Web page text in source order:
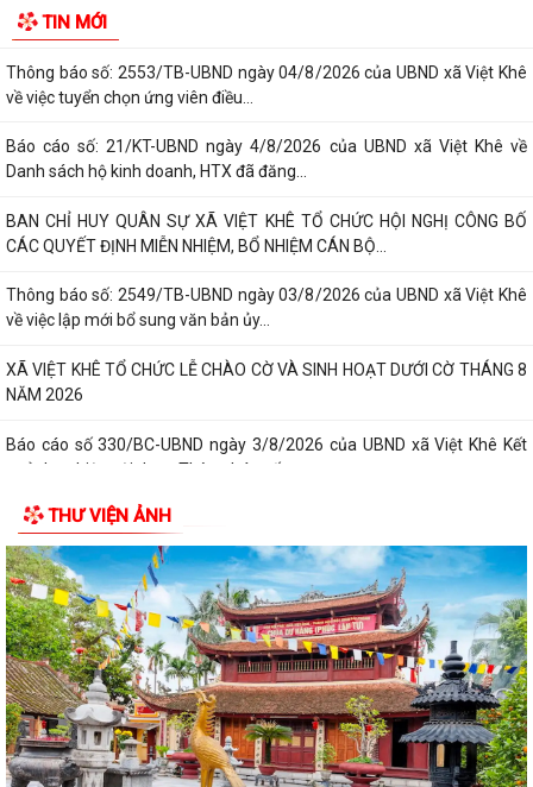
TIN MỚI
Khê Niêm yết về việc Bãi bỏ một số...
Thông báo số: 2553/TB-UBND ngày 04/8/2026 của UBND xã Việt Khê
về việc tuyển chọn ứng viên điều...
Báo cáo số: 21/KT-UBND ngày 4/8/2026 của UBND xã Việt Khê về
Danh sách hộ kinh doanh, HTX đã đăng...
BAN CHỈ HUY QUÂN SỰ XÃ VIỆT KHÊ TỔ CHỨC HỘI NGHỊ CÔNG BỐ
CÁC QUYẾT ĐỊNH MIỄN NHIỆM, BỔ NHIỆM CÁN BỘ...
Thông báo số: 2549/TB-UBND ngày 03/8/2026 của UBND xã Việt Khê
về việc lập mới bổ sung văn bản ủy...
XÃ VIỆT KHÊ TỔ CHỨC LỄ CHÀO CỜ VÀ SINH HOẠT DƯỚI CỜ THÁNG 8
NĂM 2026
Báo cáo số 330/BC-UBND ngày 3/8/2026 của UBND xã Việt Khê Kết
quả thực hiện nội dung Thông báo số...
Hội Nông dân xã Việt Khê phối hợp với Công ty Cổ phần Tư Nông
nghiệp và Xây dựng Hải Phong tổ chức...
XÃ VIỆTKHÊ, THÀNH PHỐ HẢI PHÒNG: BẾ MẠC LỚP BỒI DƯỠNG KIẾN
THỨC QUỐC PHÒNG VÀ AN NINH ĐỐI TƯỢNG 4...
Công văn số: 1925/UBND-VHXH ngày 31/7/2026 của UBND xã Việt
Khê về việc phối hợp triển khai tuyển...
Kế hoạch số: 252/KH-UBND ngày 31/7/2026 của UBND xã Việt Khê
Triển khai chiến dịch 90 ngày làm...
THƯ VIỆN ẢNH